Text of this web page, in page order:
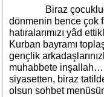
Biraz
dönmenin bence çok
hatıralarımızı yâd
Kurban bayramı
gençlik
muhabbete inşallah…
siyasetten, biraz
olsun sohbet